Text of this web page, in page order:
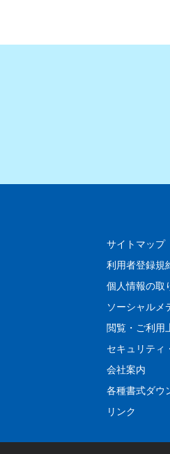
サイトマップ
利用者登録規
個人情報の取
ソーシャルメ
閲覧・ご利用
セキュリティ
会社案内
各種書式ダウ
リンク